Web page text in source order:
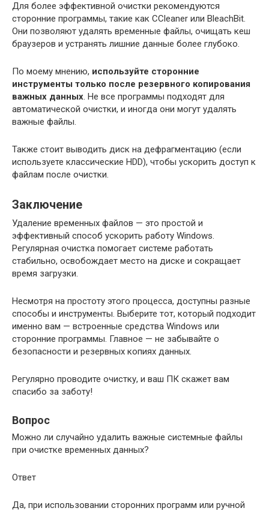
Для более эффективной очистки рекомендуются
сторонние программы, такие как CCleaner или BleachBit.
Они позволяют удалять временные файлы, очищать кеш
браузеров и устранять лишние данные более глубоко.
По моему мнению, используйте сторонние
инструменты только после резервного копирования
важных данных. Не все программы подходят для
автоматической очистки, и иногда они могут удалять
важные файлы.
Также стоит выводить диск на дефрагментацию (если
используете классические HDD), чтобы ускорить доступ к
файлам после очистки.
Заключение
Удаление временных файлов — это простой и
эффективный способ ускорить работу Windows.
Регулярная очистка помогает системе работать
стабильно, освобождает место на диске и сокращает
время загрузки.
Несмотря на простоту этого процесса, доступны разные
способы и инструменты. Выберите тот, который подходит
именно вам — встроенные средства Windows или
сторонние программы. Главное — не забывайте о
безопасности и резервных копиях данных.
Регулярно проводите очистку, и ваш ПК скажет вам
спасибо за заботу!
Вопрос
Можно ли случайно удалить важные системные файлы
при очистке временных данных?
Ответ
Да, при использовании сторонних программ или ручной